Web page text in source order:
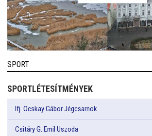
SPORT
SPORTLÉTESÍTMÉNYEK
Ifj. Ocskay Gábor Jégcsarnok
Csitáry G. Emil Uszoda